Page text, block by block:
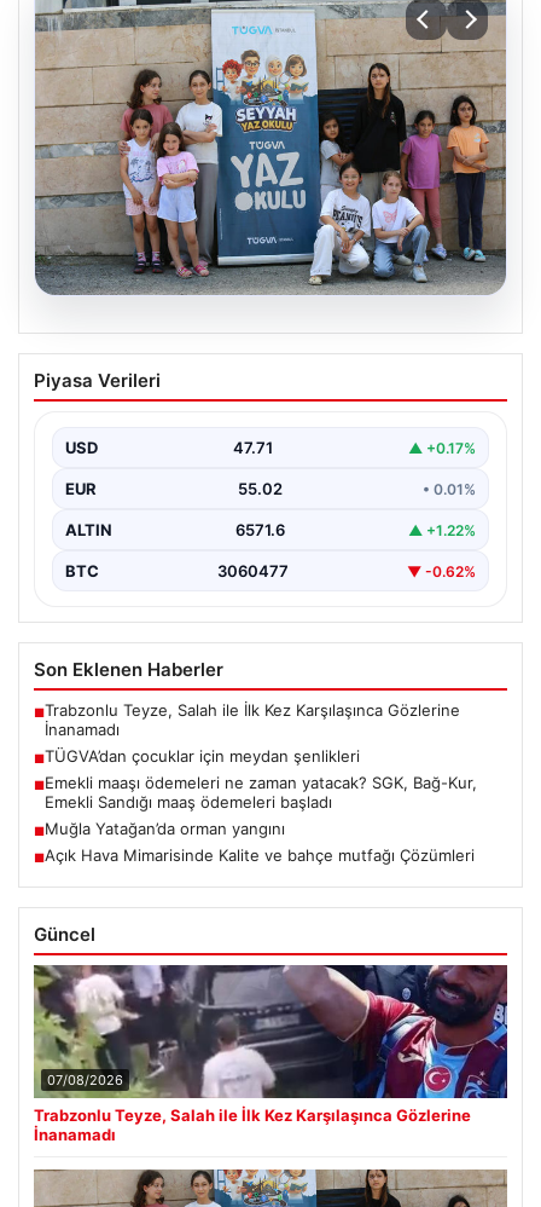
06.08.2026
TÜGVA’dan çocuklar için meydan
şenlikleri
Piyasa Verileri
USD 47.71 ▲ +0.17%
EUR 55.02 • 0.01%
ALTIN 6571.6 ▲ +1.22%
BTC 3060477 ▼ -0.62%
Son Eklenen Haberler
■Trabzonlu Teyze, Salah ile İlk Kez Karşılaşınca Gözlerine
İnanamadı
■TÜGVA’dan çocuklar için meydan şenlikleri
■Emekli maaşı ödemeleri ne zaman yatacak? SGK, Bağ-Kur,
Emekli Sandığı maaş ödemeleri başladı
■Muğla Yatağan’da orman yangını
■Açık Hava Mimarisinde Kalite ve bahçe mutfağı Çözümleri
Güncel
07/08/2026
Trabzonlu Teyze, Salah ile İlk Kez Karşılaşınca Gözlerine
İnanamadı